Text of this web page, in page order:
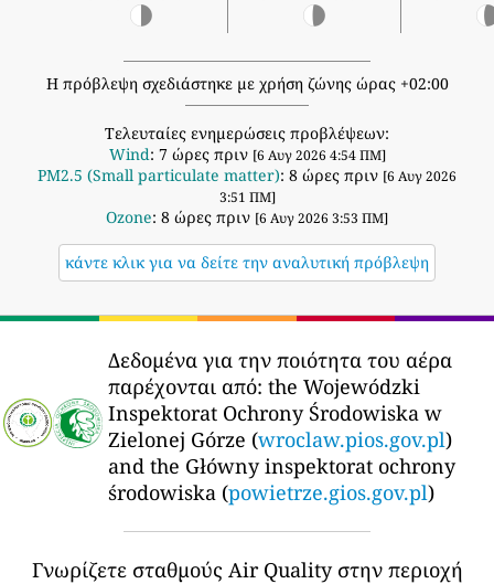
Η πρόβλεψη σχεδιάστηκε με χρήση ζώνης ώρας +02:00
Τελευταίες ενημερώσεις προβλέψεων:
Wind: 7 ώρες πριν [6 Αυγ 2026 4:54 ΠΜ]
PM2.5 (Small particulate matter): 8 ώρες πριν [6 Αυγ 2026
3:51 ΠΜ]
Ozone: 8 ώρες πριν [6 Αυγ 2026 3:53 ΠΜ]
κάντε κλικ για να δείτε την αναλυτική πρόβλεψη
Δεδομένα για την ποιότητα του αέρα
παρέχονται από: the Wojewódzki
Inspektorat Ochrony Środowiska w
Zielonej Górze (wroclaw.pios.gov.pl)
and the Główny inspektorat ochrony
środowiska (powietrze.gios.gov.pl)
Γνωρίζετε σταθμούς Air Quality στην περιοχή